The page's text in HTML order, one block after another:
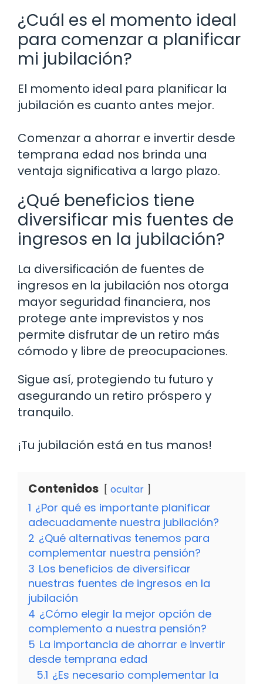
¿Cuál es el momento ideal
para comenzar a planificar
mi jubilación?
El momento ideal para planificar la
jubilación es cuanto antes mejor.
Comenzar a ahorrar e invertir desde
temprana edad nos brinda una
ventaja significativa a largo plazo.
¿Qué beneficios tiene
diversificar mis fuentes de
ingresos en la jubilación?
La diversificación de fuentes de
ingresos en la jubilación nos otorga
mayor seguridad financiera, nos
protege ante imprevistos y nos
permite disfrutar de un retiro más
cómodo y libre de preocupaciones.
Sigue así, protegiendo tu futuro y
asegurando un retiro próspero y
tranquilo.
¡Tu jubilación está en tus manos!
Contenidos ocultar
1 ¿Por qué es importante planificar
adecuadamente nuestra jubilación?
2 ¿Qué alternativas tenemos para
complementar nuestra pensión?
3 Los beneficios de diversificar
nuestras fuentes de ingresos en la
jubilación
4 ¿Cómo elegir la mejor opción de
complemento a nuestra pensión?
5 La importancia de ahorrar e invertir
desde temprana edad
5.1 ¿Es necesario complementar la